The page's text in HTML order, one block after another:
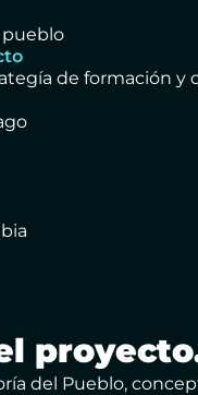
pueblo
de formación y
del Pueblo,